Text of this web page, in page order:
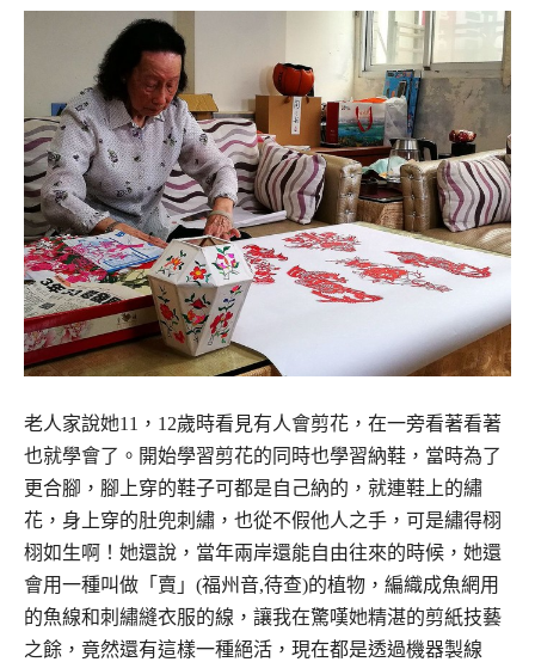
老人家說她11，12歲時看見有人會剪花，在一旁看著看著
也就學會了。開始學習剪花的同時也學習納鞋，當時為了
更合腳，腳上穿的鞋子可都是自己納的，就連鞋上的繡
花，身上穿的肚兜刺繡，也從不假他人之手，可是繡得栩
栩如生啊！她還說，當年兩岸還能自由往來的時候，她還
會用一種叫做「賣」(福州音,待查)的植物，編織成魚網用
的魚線和刺繡縫衣服的線，讓我在驚嘆她精湛的剪紙技藝
之餘，竟然還有這樣一種絕活，現在都是透過機器製線